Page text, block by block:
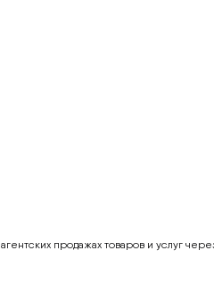
продажах товаров и услуг